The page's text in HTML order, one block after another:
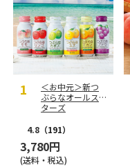
＜お中元＞新つ
ぶらなオールス
ターズ
4.8 （191）
3,780円
(送料・税込)